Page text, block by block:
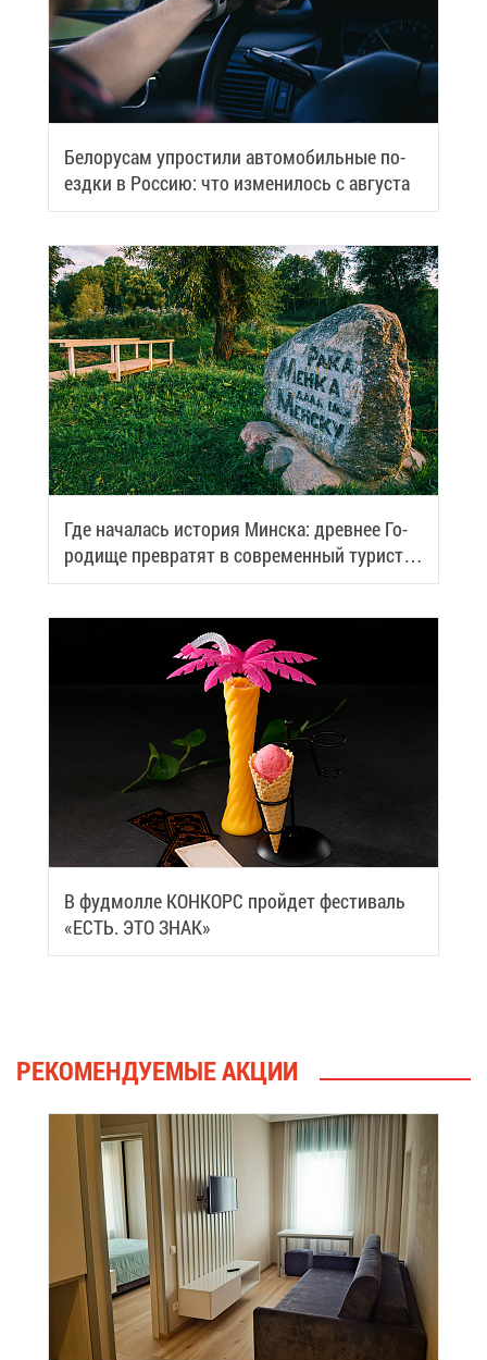
Бе­ло­ру­сам упро­сти­ли ав­то­мо­биль­ные по­
езд­ки в Рос­сию: что из­ме­ни­лось с ав­гу­ста
Где на­ча­лась ис­то­рия Мин­ска: древ­нее Го­
ро­ди­ще пре­вра­тят в со­вре­мен­ный ту­ри­сти­
че­ский центр
В фуд­мол­ле КОН­КОРС прой­дет фе­сти­валь
«ЕСТЬ. ЭТО ЗНАК»
РЕ­КО­МЕН­ДУ­Е­МЫЕ АК­ЦИИ